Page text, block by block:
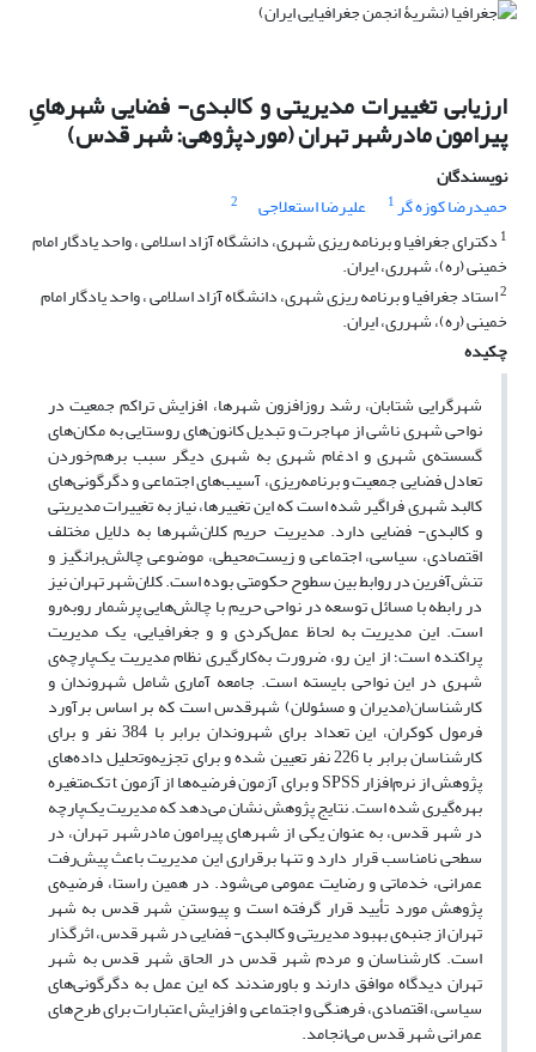
ارزیابی تغییرات مدیریتی و کالبدی- فضایی شهرهایِ
پیرامون مادرشهر تهران (موردپژوهی: شهر قدس)
نویسندگان
حمیدرضا کوزه گر1 علیرضا استعلاجی
2
1 دکترای جغرافیا و برنامه ریزی شهری، دانشگاه آزاد اسلامی ، واحد یادگار امام
خمینی (ره)، شهرری، ایران.
2استاد جغرافیا و برنامه ریزی شهری، دانشگاه آزاد اسلامی ، واحد یادگار امام
خمینی (ره)، شهرری، ایران.
چکیده
شهرگرایی شتابان، رشد روزافزون شهرها، افزایش تراکم جمعیت در
نواحی شهری ناشی از مهاجرت و تبدیل کانون‌های روستایی به مکان‌های
گسسته‌ی شهری و ادغام شهری به شهری دیگر سبب برهم‌خوردن
تعادل فضایی جمعیت و برنامه‌ریزی، آسیب‌های اجتماعی و دگرگونی‌های
کالبد شهری فراگیر شده است که این تغییرها، نیاز به تغییرات مدیریتی
و کالبدی- فضایی دارد. مدیریت حریم کلان‌شهرها به دلایل مختلف
اقتصادی، سیاسی، اجتماعی و زیست‌محیطی، موضوعی چالش‌برانگیز و
تنش‌آفرین در روابط بین سطوح حکومتی بوده است. کلان‌شهر تهران نیز
در رابطه با مسائل توسعه در نواحی حریم با چالش‌هایی پرشمار روبه‌رو
است. این مدیریت به لحاظ عمل‌کردی و و جغرافیایی، یک مدیریت
پراکنده است؛ از این رو، ضرورت به‌کارگیری نظام مدیریت یک‌پارچه‌ی
شهری در این نواحی بایسته است. جامعه آماری شامل شهروندان و
کارشناسان(مدیران و مسئولان) شهرقدس است که بر اساس برآورد
فرمول کوکران، این تعداد برای شهروندان برابر با 384 نفر و برای
کارشناسان برابر با 226 نفر تعیین شده و برای تجزیه‌وتحلیل داده‌های
پژوهش از نرم‌افزار SPSS و برای آزمون فرضیه‌ها از آزمون t تک‌متغیره
بهره‌گیری شده است. نتایج پژوهش نشان می‌دهد که مدیریت یک‌پارچه‌
در شهر قدس، به عنوان یکی از شهرهای پیرامون مادرشهر تهران، در
سطحی نامناسب قرار دارد و تنها برقراری این مدیریت باعث پیش‌رفت
عمرانی، خدماتی و رضایت عمومی می‌شود. در همین راستا، فرضیه‌ی
پژوهش مورد تأیید قرار گرفته است و پیوستنِ شهر قدس به شهر
تهران از جنبه‌ی بهبود مدیریتی و کالبدی- فضایی در شهر قدس، اثرگذار
است. کارشناسان و مردم شهر قدس در الحاق شهر قدس به شهر
تهران دیدگاه موافق دارند و باورمندند که این عمل به دگرگونی‌های
سیاسی، اقتصادی، فرهنگی و اجتماعی و افزایش اعتبارات برای طرح‌های
عمرانی شهر قدس می‌انجامد.